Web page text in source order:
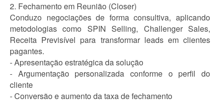
2. Fechamento em Reunião (Closer)
Conduzo negociações de forma consultiva, aplicando
metodologias como SPIN Selling, Challenger Sales,
Receita Previsível para transformar leads em clientes
pagantes.
- Apresentação estratégica da solução
- Argumentação personalizada conforme o perfil do
cliente
- Conversão e aumento da taxa de fechamento